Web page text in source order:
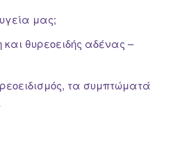
μας;
θυρεοειδής αδένας –
τα συμπτώματά